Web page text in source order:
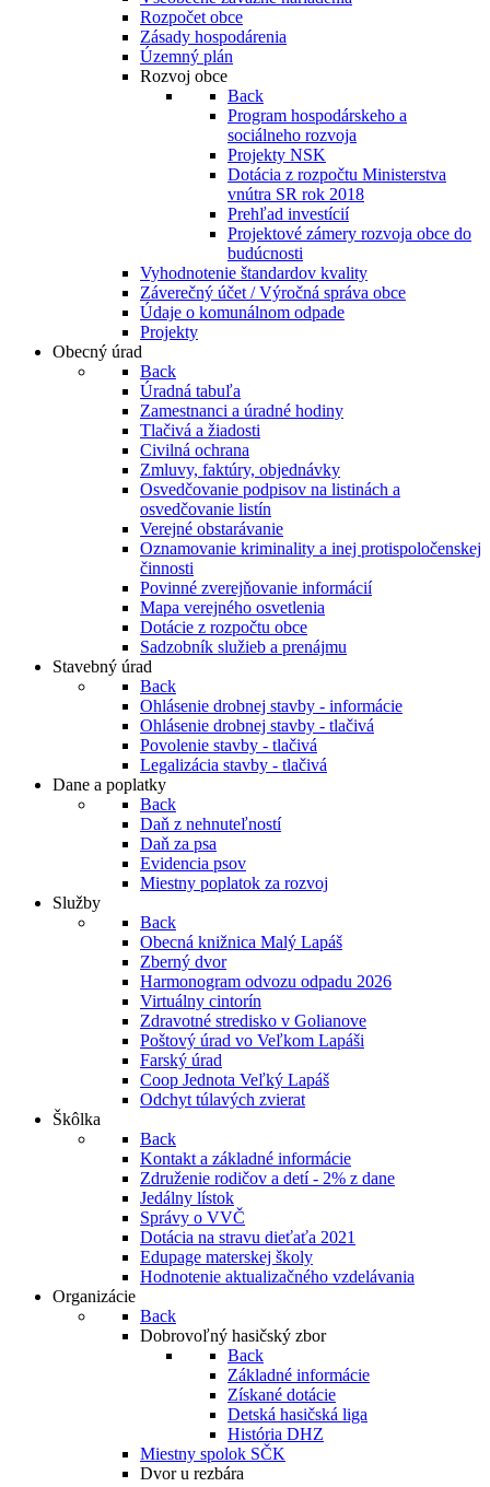
Rozpočet obce
Zásady hospodárenia
Územný plán
Rozvoj obce
Back
Program hospodárskeho a
sociálneho rozvoja
Projekty NSK
Dotácia z rozpočtu Ministerstva
vnútra SR rok 2018
Prehľad investícií
Projektové zámery rozvoja obce do
budúcnosti
Vyhodnotenie štandardov kvality
Záverečný účet / Výročná správa obce
Údaje o komunálnom odpade
Projekty
Obecný úrad
Back
Úradná tabuľa
Zamestnanci a úradné hodiny
Tlačivá a žiadosti
Civilná ochrana
Zmluvy, faktúry, objednávky
Osvedčovanie podpisov na listinách a
osvedčovanie listín
Verejné obstarávanie
Oznamovanie kriminality a inej protispoločenskej
činnosti
Povinné zverejňovanie informácií
Mapa verejného osvetlenia
Dotácie z rozpočtu obce
Sadzobník služieb a prenájmu
Stavebný úrad
Back
Ohlásenie drobnej stavby - informácie
Ohlásenie drobnej stavby - tlačivá
Povolenie stavby - tlačivá
Legalizácia stavby - tlačivá
Dane a poplatky
Back
Daň z nehnuteľností
Daň za psa
Evidencia psov
Miestny poplatok za rozvoj
Služby
Back
Obecná knižnica Malý Lapáš
Zberný dvor
Harmonogram odvozu odpadu 2026
Virtuálny cintorín
Zdravotné stredisko v Golianove
Poštový úrad vo Veľkom Lapáši
Farský úrad
Coop Jednota Veľký Lapáš
Odchyt túlavých zvierat
Škôlka
Back
Kontakt a základné informácie
Združenie rodičov a detí - 2% z dane
Jedálny lístok
Správy o VVČ
Dotácia na stravu dieťaťa 2021
Edupage materskej školy
Hodnotenie aktualizačného vzdelávania
Organizácie
Back
Dobrovoľný hasičský zbor
Back
Základné informácie
Získané dotácie
Detská hasičská liga
História DHZ
Miestny spolok SČK
Dvor u rezbára